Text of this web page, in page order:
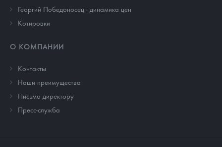
Георгий Победоносец - динамика цен
Котировки
О КОМПАНИИ
Контакты
Наши преимущества
Письмо директору
Пресс-служба